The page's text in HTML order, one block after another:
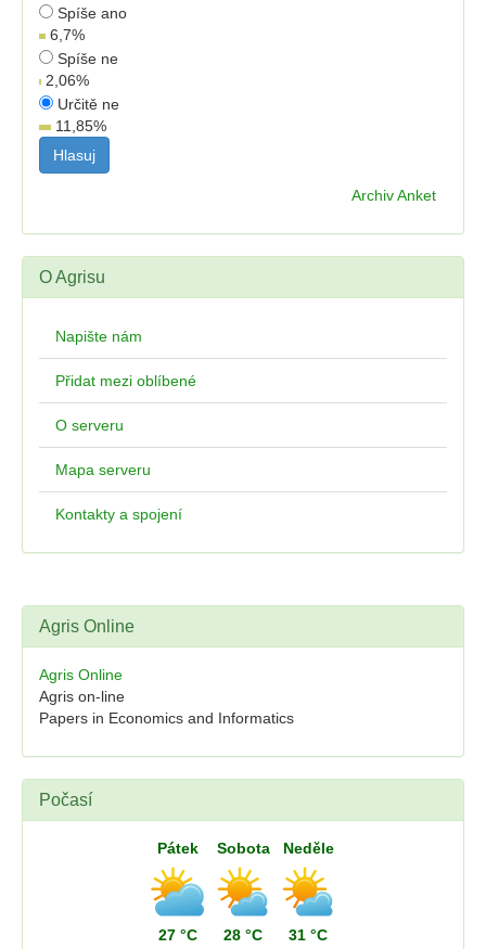
Spíše ano
6,7%
Spíše ne
2,06%
Určitě ne
11,85%
Archiv Anket
O Agrisu
Napište nám
Přidat mezi oblíbené
O serveru
Mapa serveru
Kontakty a spojení
Agris Online
Agris Online
Agris on-line
Papers in Economics and Informatics
Počasí
Pátek
27 °C
Sobota
28 °C
Neděle
31 °C